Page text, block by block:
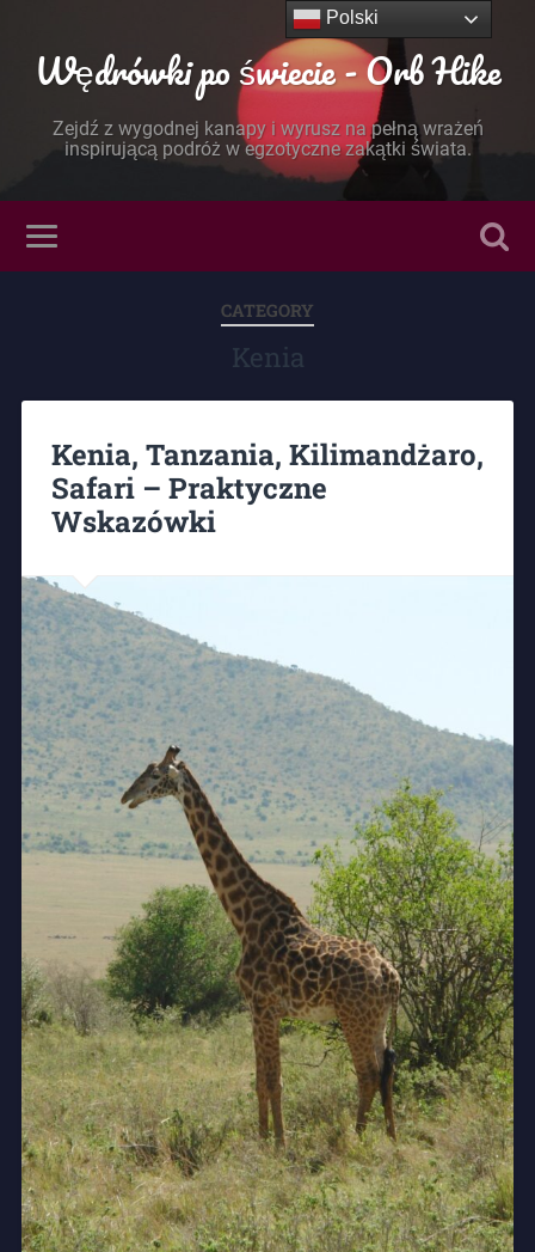
Wędrówki po świecie - Orb Hike
Zejdź z wygodnej kanapy i wyrusz na pełną wrażeń
inspirującą podróż w egzotyczne zakątki świata.
CATEGORY
Kenia
Kenia, Tanzania, Kilimandżaro,
Safari – Praktyczne
Wskazówki
Polski